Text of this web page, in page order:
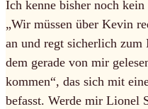
Ich kenne bisher noch
„Wir müssen über Kevin
an und regt sicherlich zum
dem gerade von mir
kommen“, das sich mit
befasst. Werde mir Lionel